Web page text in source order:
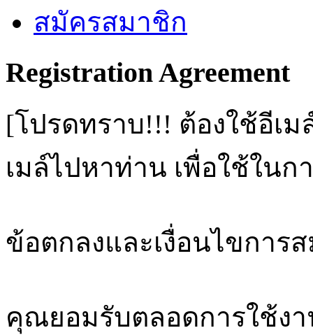
สมัครสมาชิก
Registration Agreement
[โปรดทราบ!!! ต้องใช้อีเม
เมล์ไปหาท่าน เพื่อใช้ใน
ข้อตกลงและเงื่อนไขการ
คุณยอมรับตลอดการใช้ง